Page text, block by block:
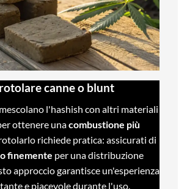
canne o blunt
l'hashish con altri materiali
ottenere unacombustione più
richiede pratica: assicurati di
finemente per una distribuzione
approccio garantisce un'esperienza
e piacevole durante l'uso.